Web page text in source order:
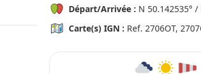
Départ/Arrivée : N 50.142535° /
Carte(s) IGN : Ref. 2706OT,